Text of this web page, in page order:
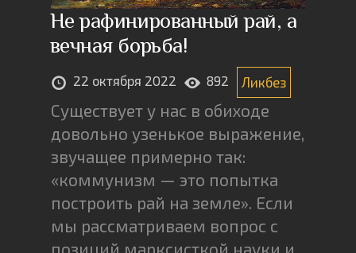
Не рафинированный рай, а
вечная борьба!
22 октября 2022 892 Ликбез
Существует у нас в обиходе
довольно узенькое выражение,
звучащее примерно так:
«коммунизм — это попытка
построить рай на земле». Если
мы рассматриваем вопрос с
позиций марксисткой науки и